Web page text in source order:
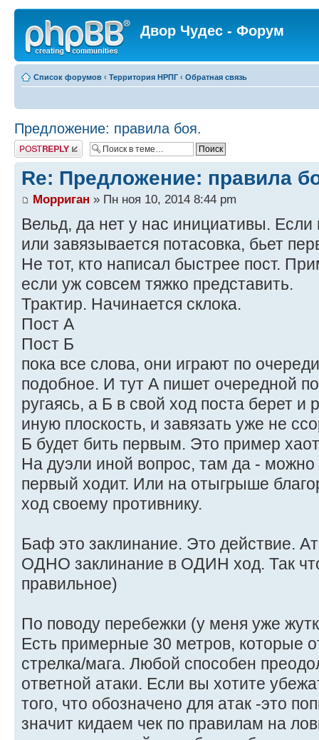
Двор Чудес - Форум
Список форумов ‹ Территория НРПГ ‹ Обратная связь
Предложение: правила боя.
Ответить
Re: Предложение: правила
Морриган » Пн ноя 10, 2014 8:44 pm
Вельд, да нет у нас инициативы. Если
или завязывается потасовка, бьет
Не тот, кто написал быстрее пост.
если уж совсем тяжко представить.
Трактир. Начинается склока.
Пост А
Пост Б
пока все слова, они играют по
подобное. И тут А пишет очередной
ругаясь, а Б в свой ход поста берет и
иную плоскость, и завязать уже не
Б будет бить первым. Это пример
На дуэли иной вопрос, там да -
первый ходит. Или на отыгрыше
ход своему противнику.
Баф это заклинание. Это действие.
ОДНО заклинание в ОДИН ход. Так
правильное)
По поводу перебежки (у меня уже
Есть примерные 30 метров, которые
стрелка/мага. Любой способен
ответной атаки. Если вы хотите
того, что обозначено для атак -это
значит кидаем чек по правилам на